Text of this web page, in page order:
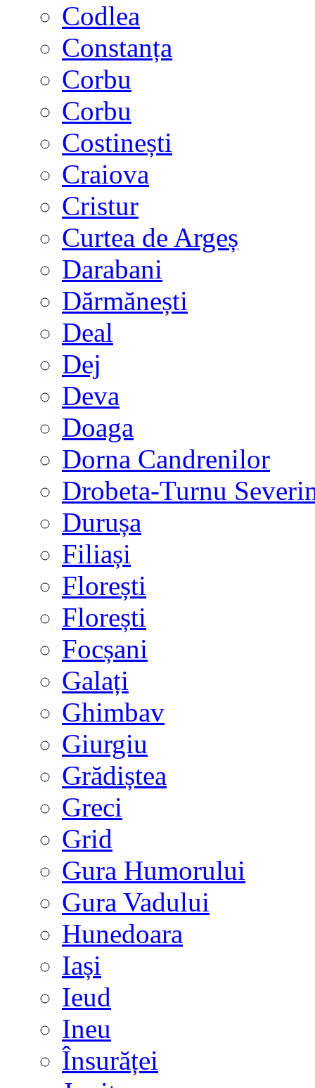
Codlea
Constanța
Corbu
Corbu
Costinești
Craiova
Cristur
Curtea de Argeș
Darabani
Dărmănești
Deal
Dej
Deva
Doaga
Dorna Candrenilor
Drobeta-Turnu
Durușa
Filiași
Florești
Florești
Focșani
Galați
Ghimbav
Giurgiu
Grădiștea
Greci
Grid
Gura Humorului
Gura Vadului
Hunedoara
Iași
Ieud
Ineu
Însurăței